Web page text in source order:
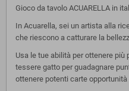
Gioco da tavolo ACUARELLA in
In Acuarella, sei un artista alla
che riescono a catturare la
Usa le tue abilità per ottenere
tessere gatto per guadagnare
ottenere potenti carte